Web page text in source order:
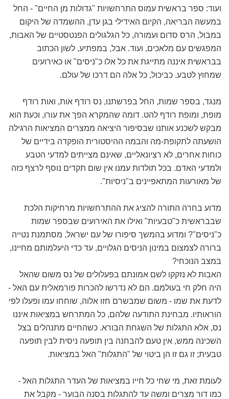
ועוד: ספר בראשית עמוס התרחשויות "גדולות מן החיים" - החל
במעשה הבריאה, הקיום האידילי בגן עדן, ההשמדה של היקום
במבול, הרס סדום ועמורה, כל הגלגולים הפנטסטיים של האבות,
המפגשים עם מלאכים, ועוד. אבל, במפתיע, לשון הכתוב
בבראשית איננה מתייגת את כל אלו כ"ניסים" או כאירועים
שמחוץ לטבע. כביכול, כל אלה הם דרכו של עולם.
מנגד, בספר שמות, החל בפרשתנו, נס רודף אות, ואות רודף
מופת, ומופת רודף להט. דומה שהמקרא הפך את עורו, וכעת הוא
מבקש לשכנע אותנו שבסיפור היציאה ממצרים המציאות הרגילה
הושעתה לתקופת-מה והבמה ההיסטורית הופקדה בידיים של
כוחות אחרים, לא רציונאליים, שאינם מצייתים למדעי הטבע
ולמדעי האדם. בכל תולדות עמנו אין שום תקדים נוסף לרצף כזה
של מאורעות המתאפיינים ב"ניסיות".
מדוע בחרה התורה להציג את ההתרחשויות מרחיקות הלכת
שבבראשית כ"טבעיות" ואילו את האירועים שבספר שמות
כ"ניסים"? ומדוע בהמשך סיפורו של עם ישראל, מסתמנת נטייה
ברורה לצמצום במינון הניסים הגלויים, עד כדי היעלמותם מחיינו,
במצב הנוכחי?
האבות לא נזקקו לשם אמונתם בפעלולים של נס משום שהאל
היה חלק חי בעולמם. הם לא נדרשו להכרות פורמאלית עם האל -
לדעת את שמו - משום שמבשרם חזו אלוה, שוחחו עמו ופעלו לפי
הוראותיו. מבחינת התודעה שלהם, כל המתרחש במציאות איננו
נס, אלא התגלות של השגחת הבורא. כשהחיים מתנהלים בצל
השכינה ממש, אין טעם להבחנה בין תופעה ניסית לבין תופעה
טבעית; זו גם זו הן ביטוי של "התגלות" האל במציאות.
לעומת זאת, מי שחי כל חייו במציאות של העדר התגלות האל -
כמו דור מצרים ומשה עד להתגלות בסנה הבוער - מקבל את